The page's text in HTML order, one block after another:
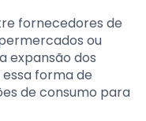
fornecedores de
ou
expansão dos
forma de
de consumo para